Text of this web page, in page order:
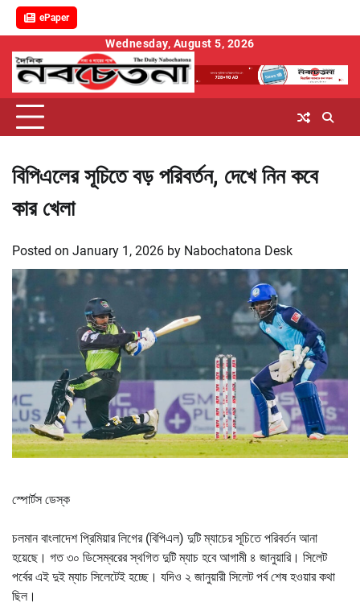
ePaper
content
Wednesday, August 5, 2026
বিপিএলের সূচিতে বড় পরিবর্তন, দেখে নিন কবে
কার খেলা
Posted on January 1, 2026 by Nabochatona Desk
স্পোর্টস ডেস্ক
চলমান বাংলাদেশ প্রিমিয়ার লিগের (বিপিএল) দুটি ম্যাচের সূচিতে পরিবর্তন আনা
হয়েছে। গত ৩০ ডিসেম্বরের স্থগিত দুটি ম্যাচ হবে আগামী ৪ জানুয়ারি। সিলেট
পর্বের এই দুই ম্যাচ সিলেটেই হচ্ছে। যদিও ২ জানুয়ারী সিলেট পর্ব শেষ হওয়ার কথা
ছিল।